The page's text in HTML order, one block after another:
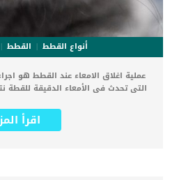
أنواع القطط القطط
عملية اغلاق الامعاء عند القطط هو
التى تحدث فى الأمعاء الدقيقة للقطة
ثقوب فى أنسجتها مسببة انتفاخ
والتوائها حالات مرضية خطيرة
اقرأ